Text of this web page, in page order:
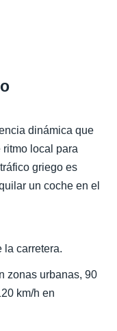
dinámica que
local para
griego es
un coche en el
la carretera.
zonas urbanas, 90
km/h en